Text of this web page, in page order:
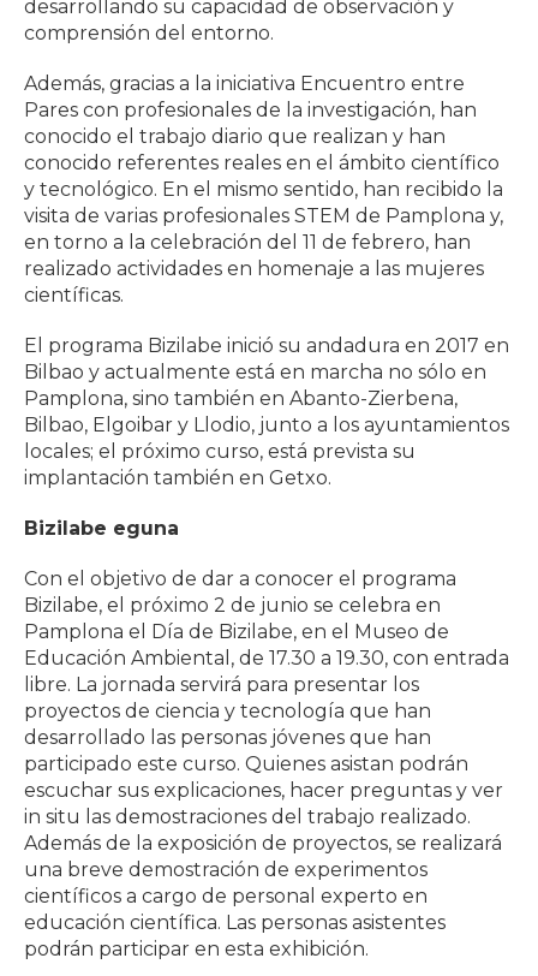
desarrollando su capacidad de observación y
comprensión del entorno.
Además, gracias a la iniciativa Encuentro entre
Pares con profesionales de la investigación, han
conocido el trabajo diario que realizan y han
conocido referentes reales en el ámbito científico
y tecnológico. En el mismo sentido, han recibido la
visita de varias profesionales STEM de Pamplona y,
en torno a la celebración del 11 de febrero, han
realizado actividades en homenaje a las mujeres
científicas.
El programa Bizilabe inició su andadura en 2017 en
Bilbao y actualmente está en marcha no sólo en
Pamplona, sino también en Abanto-Zierbena,
Bilbao, Elgoibar y Llodio, junto a los ayuntamientos
locales; el próximo curso, está prevista su
implantación también en Getxo.
Bizilabe eguna
Con el objetivo de dar a conocer el programa
Bizilabe, el próximo 2 de junio se celebra en
Pamplona el Día de Bizilabe, en el Museo de
Educación Ambiental, de 17.30 a 19.30, con entrada
libre. La jornada servirá para presentar los
proyectos de ciencia y tecnología que han
desarrollado las personas jóvenes que han
participado este curso. Quienes asistan podrán
escuchar sus explicaciones, hacer preguntas y ver
in situ las demostraciones del trabajo realizado.
Además de la exposición de proyectos, se realizará
una breve demostración de experimentos
científicos a cargo de personal experto en
educación científica. Las personas asistentes
podrán participar en esta exhibición.